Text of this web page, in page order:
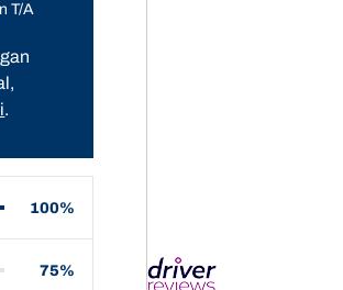
T/A
.
100%
75%